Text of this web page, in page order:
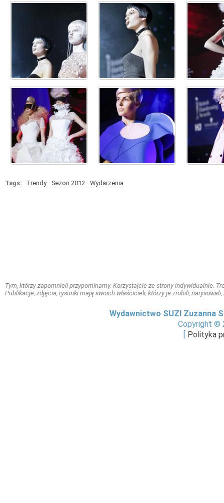
Tags: Trendy Sezon 2012 Wydarzenia
Tym, którzy zapomnieli przypominamy. Korzystajcie ze strony indywidualnie.
Publikacje, zdjęcia, rysunki mają swoich właścicieli, którzy je zrobili,
Wydawnictwo SUZI Zuzanna
Copyright ©
Polityka